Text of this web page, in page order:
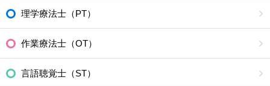
理学療法士（PT）
作業療法士（OT）
言語聴覚士（ST）